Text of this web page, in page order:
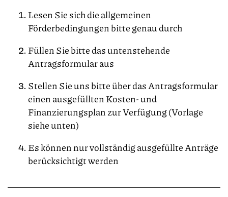
Lesen Sie sich die allgemeinen
Förderbedingungen bitte genau durch
Füllen Sie bitte das untenstehende
Antragsformular aus
Stellen Sie uns bitte über das Antragsformular
einen ausgefüllten Kosten- und
Finanzierungsplan zur Verfügung (Vorlage
siehe unten)
Es können nur vollständig ausgefüllte Anträge
berücksichtigt werden